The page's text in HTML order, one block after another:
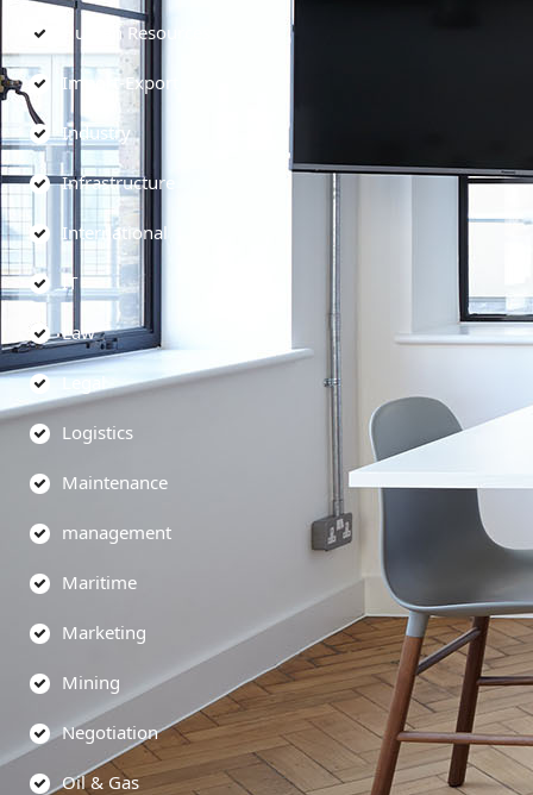
Human Resources
Import-Export
Industry
Infrastructure
International
IT
Law
Legal
Logistics
Maintenance
management
Maritime
Marketing
Mining
Negotiation
Oil & Gas